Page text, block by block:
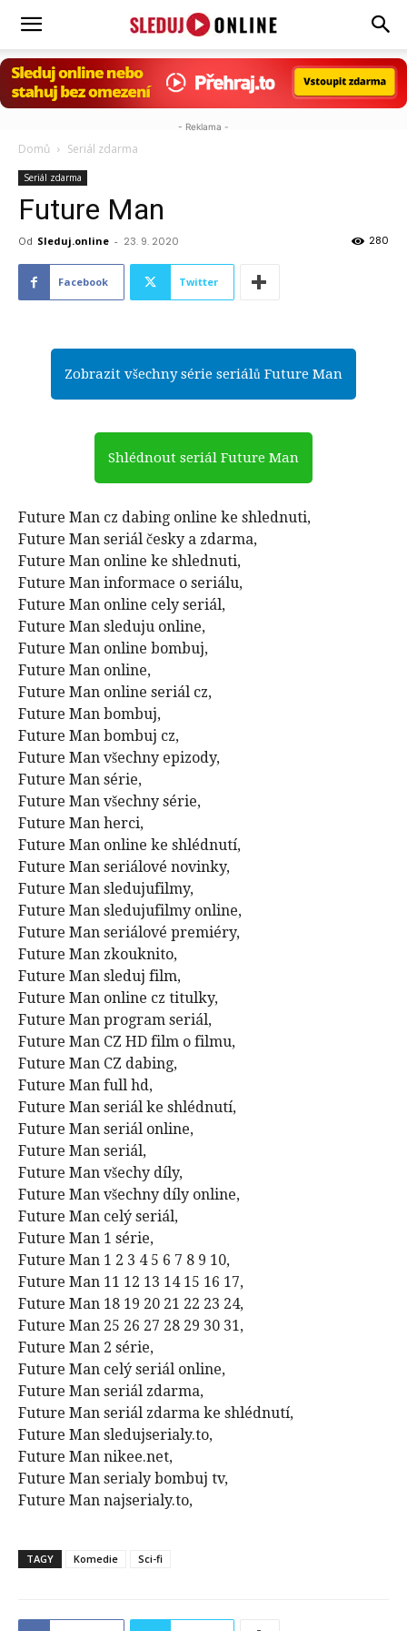
Sleduj.online
- Reklama -
Domů Seriál zdarma
Seriál zdarma
Future Man
Od Sleduj.online - 23. 9. 2020 280
Facebook Twitter
Zobrazit všechny série seriálů Future Man
Shlédnout seriál Future Man
Future Man cz dabing online ke shlednuti,
Future Man seriál česky a zdarma,
Future Man online ke shlednuti,
Future Man informace o seriálu,
Future Man online cely seriál,
Future Man sleduju online,
Future Man online bombuj,
Future Man online,
Future Man online seriál cz,
Future Man bombuj,
Future Man bombuj cz,
Future Man všechny epizody,
Future Man série,
Future Man všechny série,
Future Man herci,
Future Man online ke shlédnutí,
Future Man seriálové novinky,
Future Man sledujufilmy,
Future Man sledujufilmy online,
Future Man seriálové premiéry,
Future Man zkouknito,
Future Man sleduj film,
Future Man online cz titulky,
Future Man program seriál,
Future Man CZ HD film o filmu,
Future Man CZ dabing,
Future Man full hd,
Future Man seriál ke shlédnutí,
Future Man seriál online,
Future Man seriál,
Future Man všechy díly,
Future Man všechny díly online,
Future Man celý seriál,
Future Man 1 série,
Future Man 1 2 3 4 5 6 7 8 9 10,
Future Man 11 12 13 14 15 16 17,
Future Man 18 19 20 21 22 23 24,
Future Man 25 26 27 28 29 30 31,
Future Man 2 série,
Future Man celý seriál online,
Future Man seriál zdarma,
Future Man seriál zdarma ke shlédnutí,
Future Man sledujserialy.to,
Future Man nikee.net,
Future Man serialy bombuj tv,
Future Man najserialy.to,
TAGY Komedie Sci-fi